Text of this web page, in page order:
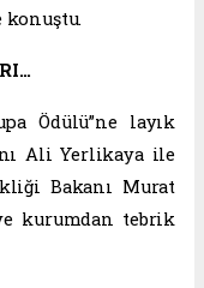
konuştu.
Ödülü”ne layık
Ali Yerlikaya ile
Bakanı Murat
kurumdan tebrik